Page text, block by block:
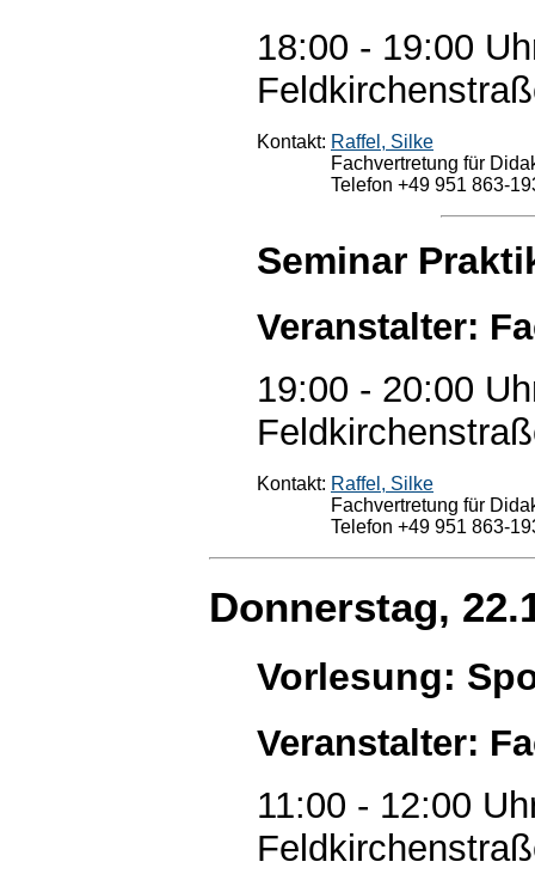
18:00 - 19:00
Kontakt: Raffel, Silke
Fachvertretung für
Telefon +49 951 863-
Seminar
Veranstalter:
19:00 - 20:00
Kontakt: Raffel, Silke
Fachvertretung für
Telefon +49 951 863-
Donnerstag,
Vorlesung:
Veranstalter:
11:00 - 12:00